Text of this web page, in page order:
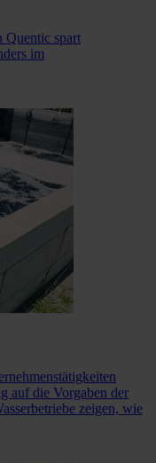
Quentic spart
im
auf die Vorgaben der
zeigen, wie